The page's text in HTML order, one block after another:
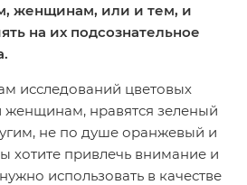
женщинам, или и тем, и
на их подсознательное
исследований цветовых
нравятся зеленый
не по душе оранжевый и
хотите привлечь внимание и
использовать в качестве